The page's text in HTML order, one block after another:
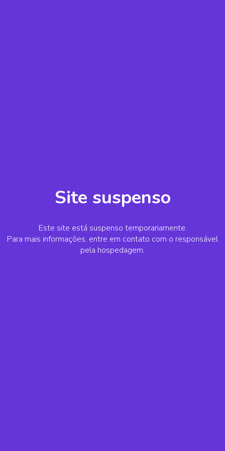
Site suspenso
Este site está suspenso temporariamente.
Para mais informações, entre em contato com o responsável
pela hospedagem.